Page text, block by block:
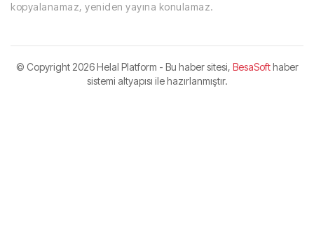
kopyalanamaz, yeniden yayına konulamaz.
© Copyright2026 Helal Platform - Bu haber sitesi, BesaSofthaber
sistemi altyapısı ile hazırlanmıştır.